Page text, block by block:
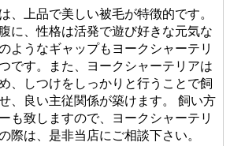
、上品で美しい被毛が特徴的です。
に、性格は活発で遊び好きな元気な
ようなギャップもヨークシャーテリ
です。また、ヨークシャーテリアは
、しつけをしっかりと行うことで飼
、良い主従関係が築けます。 飼い方
も致しますので、ヨークシャーテリ
際は、是非当店にご相談下さい。